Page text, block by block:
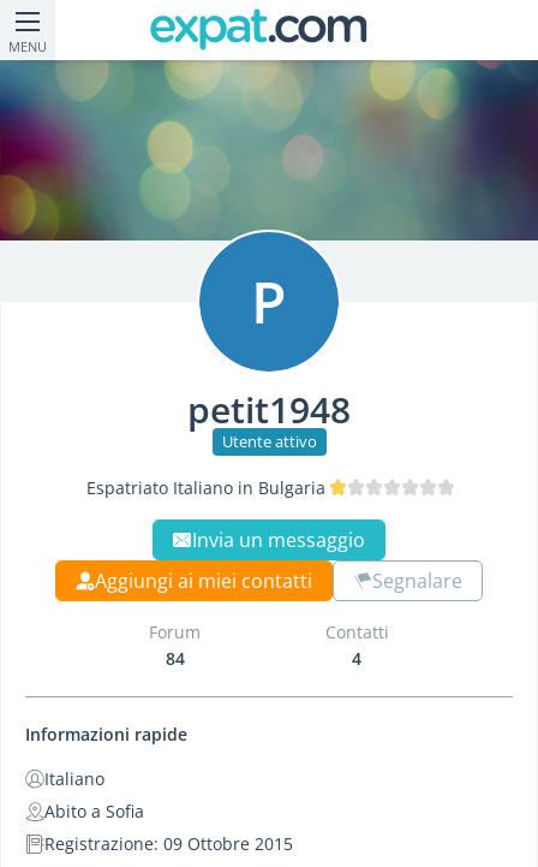
MENU
P
petit1948
Utente attivo
Espatriato Italiano in Bulgaria
Invia un messaggio
Aggiungi ai miei contatti
Segnalare
Forum
84
Contatti
4
Informazioni rapide
Italiano
Abito a Sofia
Registrazione: 09 Ottobre 2015